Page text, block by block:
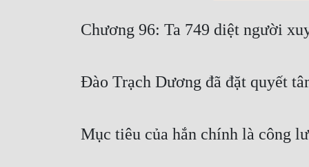
Chương 96: Ta 749 diệt người
Đào Trạch Dương đã đặt quyết
Mục tiêu của hắn chính là công